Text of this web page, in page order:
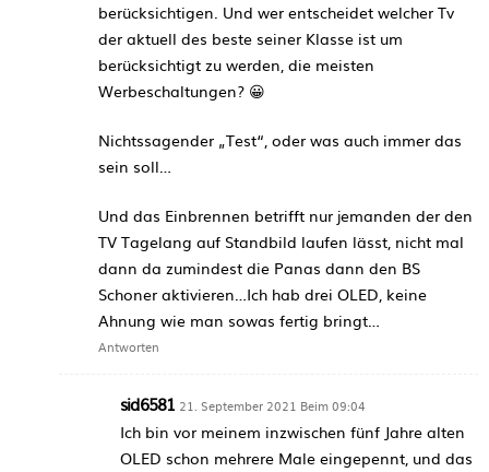
berücksichtigen. Und wer entscheidet welcher Tv
der aktuell des beste seiner Klasse ist um
berücksichtigt zu werden, die meisten
Werbeschaltungen? 😀
Nichtssagender „Test“, oder was auch immer das
sein soll…
Und das Einbrennen betrifft nur jemanden der den
TV Tagelang auf Standbild laufen lässt, nicht mal
dann da zumindest die Panas dann den BS
Schoner aktivieren…Ich hab drei OLED, keine
Ahnung wie man sowas fertig bringt…
Antworten
sid6581 21. September 2021 Beim 09:04
Ich bin vor meinem inzwischen fünf Jahre alten
OLED schon mehrere Male eingepennt, und das